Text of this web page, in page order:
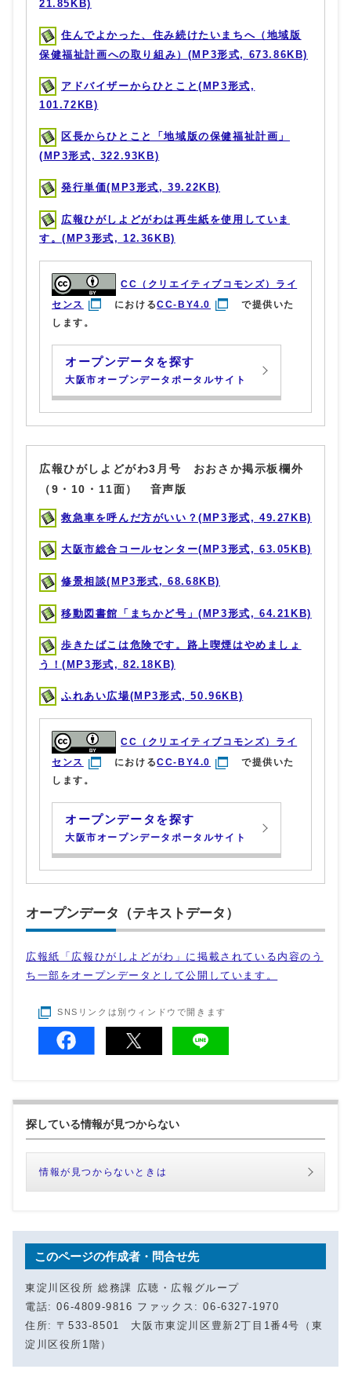
21.85KB)
住んでよかった、住み続けたいまちへ（地域版
保健福祉計画への取り組み）(MP3形式, 673.86KB)
アドバイザーからひとこと(MP3形式,
101.72KB)
区長からひとこと「地域版の保健福祉計画」
(MP3形式, 322.93KB)
発行単価(MP3形式, 39.22KB)
広報ひがしよどがわは再生紙を使用していま
す。(MP3形式, 12.36KB)
CC（クリエイティブコモンズ）ライ
センス
におけるCC-BY4.0
で提供いた
します。
オープンデータを探す
大阪市オープンデータポータルサイト
広報ひがしよどがわ3月号 おおさか掲示板欄外
（9・10・11面） 音声版
救急車を呼んだ方がいい？(MP3形式, 49.27KB)
大阪市総合コールセンター(MP3形式, 63.05KB)
修景相談(MP3形式, 68.68KB)
移動図書館「まちかど号」(MP3形式, 64.21KB)
歩きたばこは危険です。路上喫煙はやめましょ
う！(MP3形式, 82.18KB)
ふれあい広場(MP3形式, 50.96KB)
CC（クリエイティブコモンズ）ライ
センス
におけるCC-BY4.0
で提供いた
します。
オープンデータを探す
大阪市オープンデータポータルサイト
オープンデータ（テキストデータ）
広報紙「広報ひがしよどがわ」に掲載されている内容のう
ち一部をオープンデータとして公開しています。
SNSリンクは別ウィンドウで開きます
探している情報が見つからない
情報が見つからないときは
このページの作成者・問合せ先
東淀川区役所 総務課 広聴・広報グループ
電話: 06-4809-9816 ファックス: 06-6327-1970
住所: 〒533-8501 大阪市東淀川区豊新2丁目1番4号（東
淀川区役所1階）